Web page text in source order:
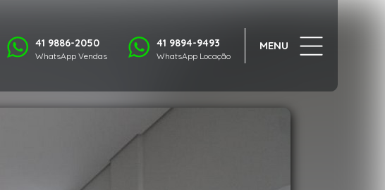
41 9886-2050
WhatsApp Vendas
41 9894-9493
WhatsApp Locação
MENU